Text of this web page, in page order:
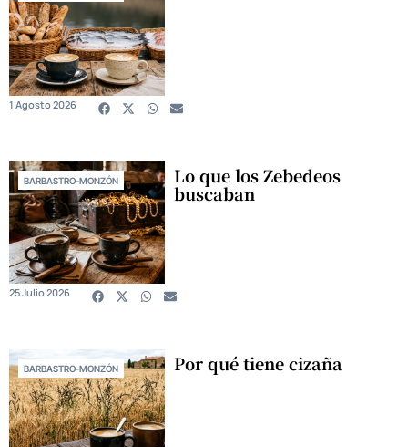
1 Agosto 2026
BARBASTRO-MONZÓN Lo que los Zebedeos
buscaban
25 Julio 2026
BARBASTRO-MONZÓN Por qué tiene cizaña